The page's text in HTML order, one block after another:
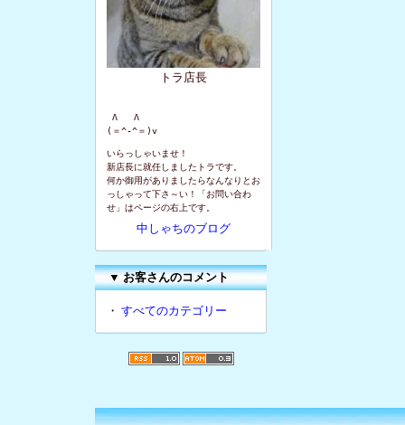
トラ店長
Λ   Λ
(＝^-^＝)v
いらっしゃいませ！
新店長に就任しましたトラです。
何か御用がありましたらなんなりとお
っしゃって下さ～い！「お問い合わ
せ」はページの右上です。
中しゃちのブログ
▼お客さんのコメント
・ すべてのカテゴリー